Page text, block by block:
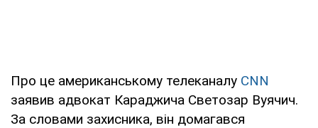
Про це американському телеканалу CNN
заявив адвокат Караджича Светозар Вуячич.
За словами захисника, він домагався